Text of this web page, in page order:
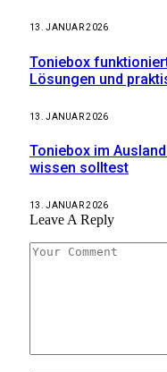
13. JANUAR 2026
Toniebox
Lösungen und
13. JANUAR 2026
Toniebox im
wissen solltest
13. JANUAR 2026
Leave A Reply